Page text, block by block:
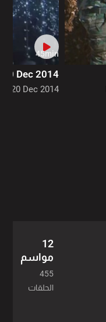
45min
20 Dec 2014
- 20 Dec 2014
12
مواسم
455
الحلقات